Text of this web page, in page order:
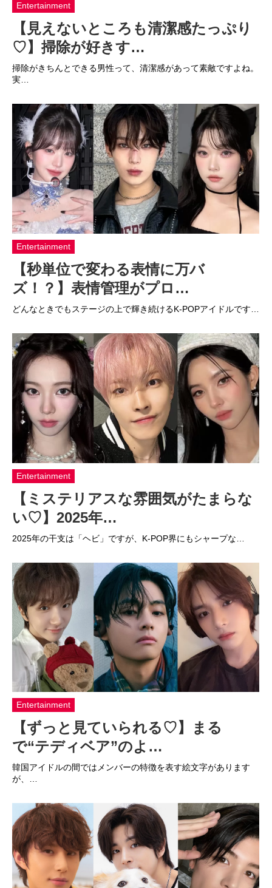
Entertainment
【見えないところも清潔感たっぷり
♡】掃除が好きす…
掃除がきちんとできる男性って、清潔感があって素敵ですよね。
実…
Entertainment
【秒単位で変わる表情に万バ
ズ！？】表情管理がプロ…
どんなときでもステージの上で輝き続けるK-POPアイドルです…
Entertainment
【ミステリアスな雰囲気がたまらな
い♡】2025年…
2025年の干支は「ヘビ」ですが、K-POP界にもシャープな…
Entertainment
【ずっと見ていられる♡】まる
で“テディベア”のよ…
韓国アイドルの間ではメンバーの特徴を表す絵文字があります
が、…